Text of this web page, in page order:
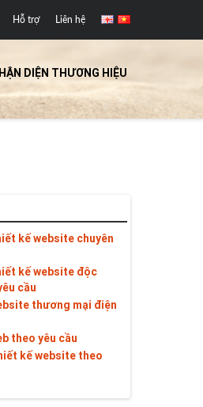
Hỗ trợ Liên hệ
DIỆN THƯƠNG HIỆU
kế website chuyên
kế website độc
cầu
thương mại điện
theo yêu cầu
kế website theo